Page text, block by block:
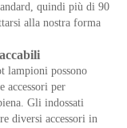
quindi più di 90
alla nostra forma
lampioni possono
accessori per
Gli indossati
diversi accessori in